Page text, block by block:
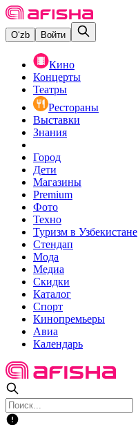
O‘zb Войти
Кино
Концерты
Театры
Рестораны
Выставки
Знания
Город
Дети
Магазины
Premium
Фото
Техно
Туризм в Узбекистане
Стендап
Мода
Медиа
Скидки
Каталог
Спорт
Кинопремьеры
Авиа
Календарь